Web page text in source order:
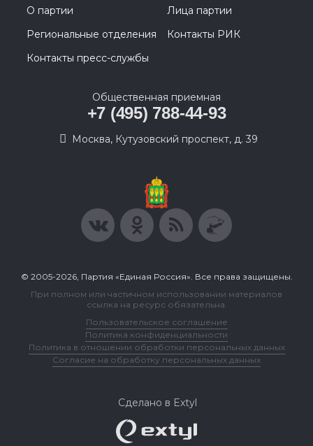
О партии
Лица партии
Региональные отделения
Контакты РИК
Контакты пресс-службы
Общественная приемная
+7 (495) 788-44-93
Москва, Кутузовский проспект, д. 39
© 2005-2026, Партия «Единая Россия». Все права защищены.
При полном или частичном использовании материалов
ссылка на ресурс обязательна.
Пользовательское соглашение
Политика конфиденциальности
Политика в отношении обработки персональных данных
Согласие на обработку персональных данных
Сделано в Extyl